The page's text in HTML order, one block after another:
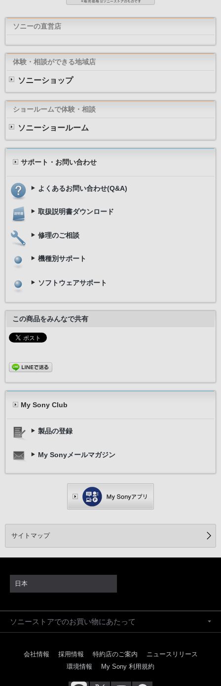
ソニーの直営店
体験・相談ができる地域店
ソニーショップ
ショールームで体験・相談
ソニーショールーム
サポート・お問い合わせ
よくあるお問い合わせ(Q&A)
取扱説明書ダウンロード
修理のご相談
機種別サポート
ソフトウェアサポート
この商品をみんなで共有
My Sony Club
製品の登録
My Sonyメールマガジン
サイトマップ
日本
ソニーストアでのお買い物にあたって
会社情報 採用情報 特約店のご案内
ニュースリリース
環境情報
My Sony 利用規約